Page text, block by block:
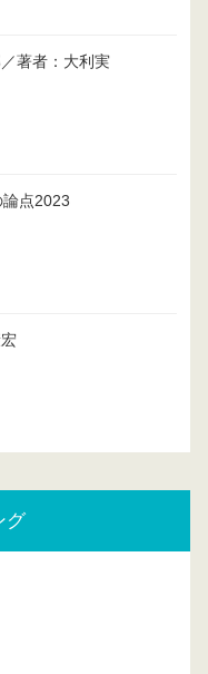
著者：大利実
点2023
グ